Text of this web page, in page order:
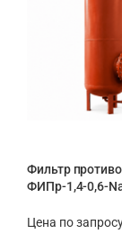
Фильтр
ФИПр-1,4-0,6-
Цена по